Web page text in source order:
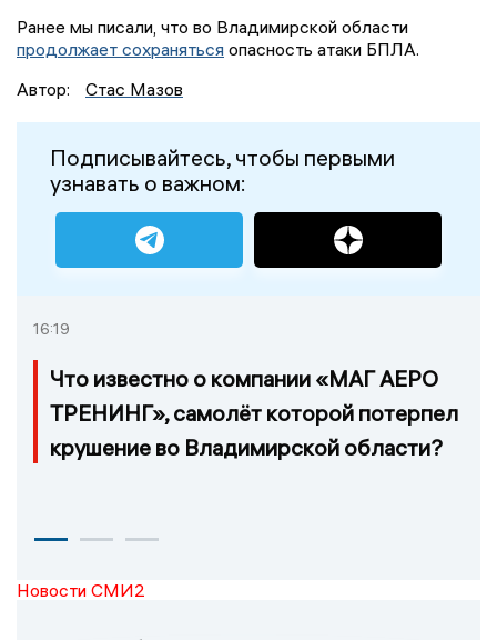
Ранее мы писали, что во Владимирской области
продолжает сохраняться опасность атаки БПЛА.
Автор:
Стас Мазов
Подписывайтесь, чтобы первыми
узнавать о важном:
16:19
Что известно о компании «МАГ АЕРО
ТРЕНИНГ», самолёт которой потерпел
крушение во Владимирской области?
Новости СМИ2